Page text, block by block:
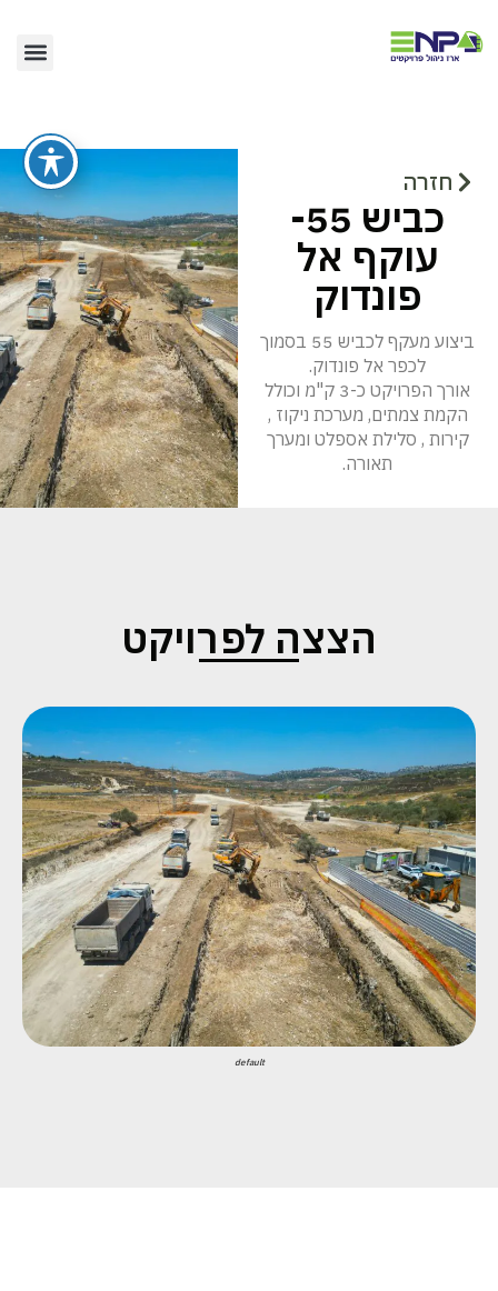
חזרה
כביש 55-
עוקף אל
פונדוק
ביצוע מעקף לכביש 55 בסמוך
לכפר אל פונדוק.
אורך הפרויקט כ-3 ק"מ וכולל
הקמת צמתים, מערכת ניקוז ,
קירות , סלילת אספלט ומערך
תאורה.
הצצה לפרויקט
default